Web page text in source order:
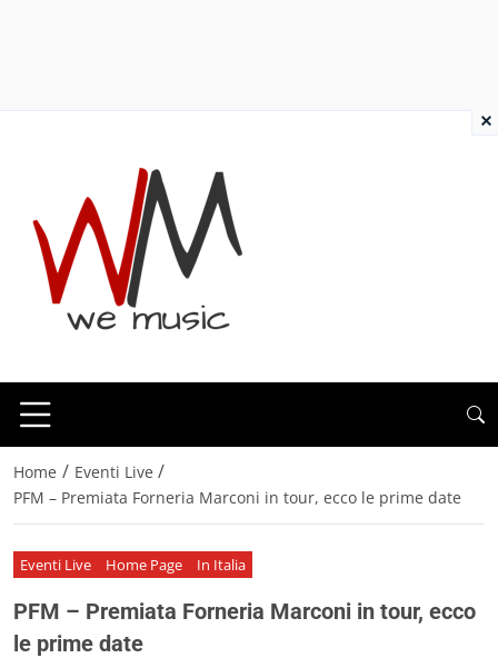
Home / Eventi Live /
PFM – Premiata Forneria Marconi in tour, ecco le prime date
Eventi Live Home Page In Italia
PFM – Premiata Forneria Marconi in tour, ecco
le prime date
×